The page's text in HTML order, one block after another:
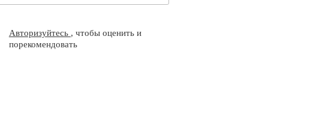
Авторизуйтесь , чтобы оценить и
порекомендовать